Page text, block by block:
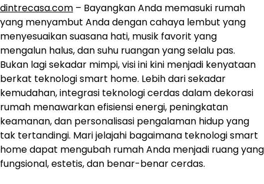
dintrecasa.com – Bayangkan Anda memasuki rumah
yang menyambut Anda dengan cahaya lembut yang
menyesuaikan suasana hati, musik favorit yang
mengalun halus, dan suhu ruangan yang selalu pas.
Bukan lagi sekadar mimpi, visi ini kini menjadi kenyataan
berkat teknologi smart home. Lebih dari sekadar
kemudahan, integrasi teknologi cerdas dalam dekorasi
rumah menawarkan efisiensi energi, peningkatan
keamanan, dan personalisasi pengalaman hidup yang
tak tertandingi. Mari jelajahi bagaimana teknologi smart
home dapat mengubah rumah Anda menjadi ruang yang
fungsional, estetis, dan benar-benar cerdas.